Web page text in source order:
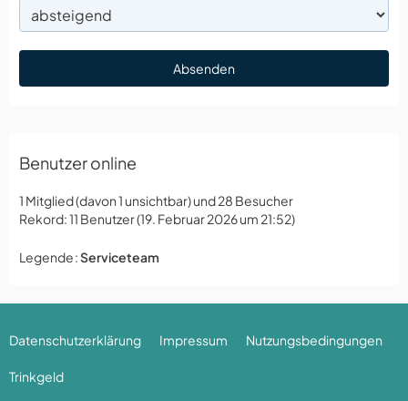
Benutzer online
1 Mitglied (davon 1 unsichtbar) und 28 Besucher
Rekord: 11 Benutzer (19. Februar 2026 um 21:52)
Legende Serviceteam
Datenschutzerklärung Impressum Nutzungsbedingungen
Trinkgeld